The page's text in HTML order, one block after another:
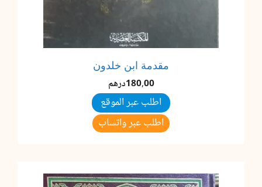
مقدمة ابن خلدون
180,00درهم
اطلب عبر الموقع
اطلب عبر واتساب